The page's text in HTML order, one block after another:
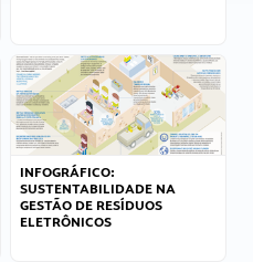
INFOGRÁFICO:
SUSTENTABILIDADE NA
GESTÃO DE RESÍDUOS
ELETRÔNICOS